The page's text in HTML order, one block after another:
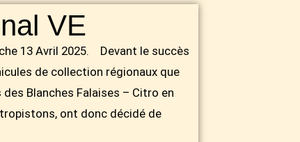
VE
13 Avril 2025. Devant le succès
de collection régionaux que
Blanches Falaises – Citro en
ont donc décidé de